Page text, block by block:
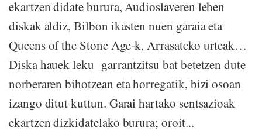
ekartzen didate burura, Audioslaveren lehen
diskak aldiz, Bilbon ikasten nuen garaia eta
Queens of the Stone Age-k, Arrasateko urteak…
Diska hauek leku garrantzitsu bat betetzen dute
norberaren bihotzean eta horregatik, bizi osoan
izango ditut kuttun. Garai hartako sentsazioak
ekartzen dizkidatelako burura; oroit...